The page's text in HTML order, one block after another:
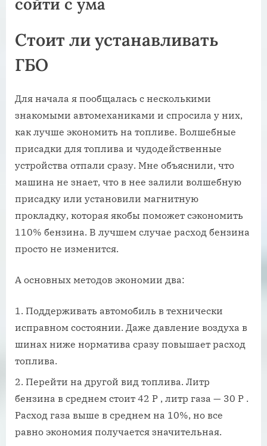
Стоит ли устанавливать
ГБО
Для начала я пообщалась с несколькими
знакомыми автомеханиками и спросила у них,
как лучше экономить на топливе. Волшебные
присадки для топлива и чудодейственные
устройства отпали сразу. Мне объяснили, что
машина не знает, что в нее залили волшебную
присадку или установили магнитную
прокладку, которая якобы поможет сэкономить
110% бензина. В лучшем случае расход бензина
просто не изменится.
А основных методов экономии два:
Поддерживать автомобиль в технически
исправном состоянии. Даже давление воздуха в
шинах ниже норматива сразу повышает расход
топлива.
Перейти на другой вид топлива. Литр
бензина в среднем стоит 42 Р , литр газа — 30 Р .
Расход газа выше в среднем на 10%, но все
равно экономия получается значительная.